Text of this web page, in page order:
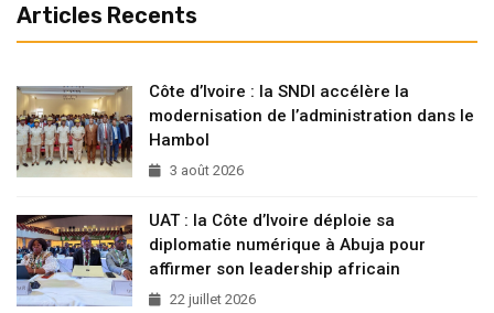
Articles Recents
Côte d’Ivoire : la SNDI accélère la
modernisation de l’administration dans le
Hambol
3 août 2026
UAT : la Côte d’Ivoire déploie sa
diplomatie numérique à Abuja pour
affirmer son leadership africain
22 juillet 2026